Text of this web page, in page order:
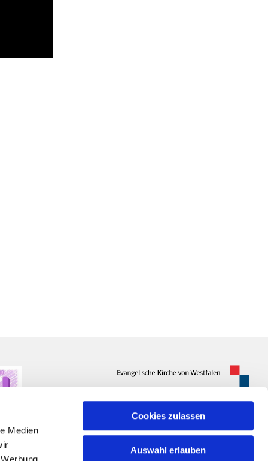
Medien
Cookies zulassen
Auswahl erlauben